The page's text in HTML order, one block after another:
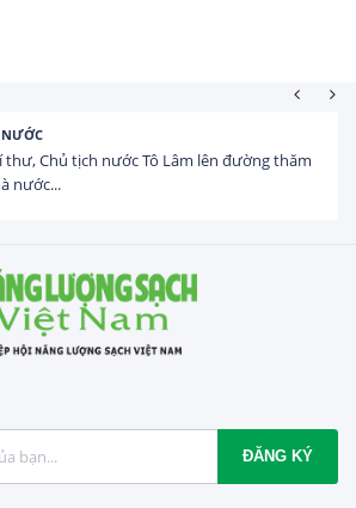
ĐỘNG ĐẦU TƯ
FDI đăng ký vào Việt Nam đạt gần 25 tỷ
5 tháng...
ĐĂNG KÝ